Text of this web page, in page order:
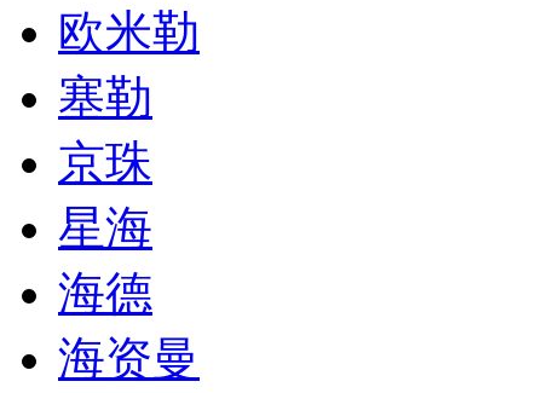
欧米勒
塞勒
京珠
星海
海德
海资曼